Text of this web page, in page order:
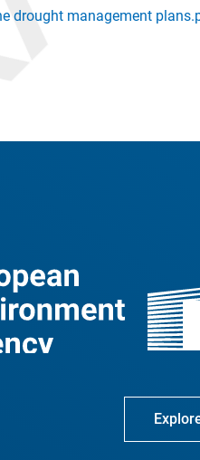
drought management